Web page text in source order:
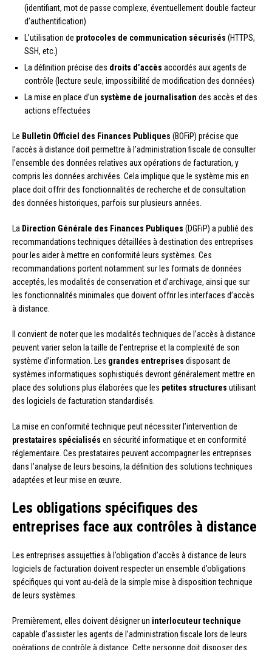
(identifiant, mot de passe complexe, éventuellement double facteur
d’authentification)
L’utilisation de protocoles de communication sécurisés (HTTPS,
SSH, etc.)
La définition précise des droits d’accès accordés aux agents de
contrôle (lecture seule, impossibilité de modification des données)
La mise en place d’un système de journalisation des accès et des
actions effectuées
Le Bulletin Officiel des Finances Publiques (BOFiP) précise que
l’accès à distance doit permettre à l’administration fiscale de consulter
l’ensemble des données relatives aux opérations de facturation, y
compris les données archivées. Cela implique que le système mis en
place doit offrir des fonctionnalités de recherche et de consultation
des données historiques, parfois sur plusieurs années.
La Direction Générale des Finances Publiques (DGFiP) a publié des
recommandations techniques détaillées à destination des entreprises
pour les aider à mettre en conformité leurs systèmes. Ces
recommandations portent notamment sur les formats de données
acceptés, les modalités de conservation et d’archivage, ainsi que sur
les fonctionnalités minimales que doivent offrir les interfaces d’accès
à distance.
Il convient de noter que les modalités techniques de l’accès à distance
peuvent varier selon la taille de l’entreprise et la complexité de son
système d’information. Les grandes entreprises disposant de
systèmes informatiques sophistiqués devront généralement mettre en
place des solutions plus élaborées que les petites structures utilisant
des logiciels de facturation standardisés.
La mise en conformité technique peut nécessiter l’intervention de
prestataires spécialisés en sécurité informatique et en conformité
réglementaire. Ces prestataires peuvent accompagner les entreprises
dans l’analyse de leurs besoins, la définition des solutions techniques
adaptées et leur mise en œuvre.
Les obligations spécifiques des
entreprises face aux contrôles à distance
Les entreprises assujetties à l’obligation d’accès à distance de leurs
logiciels de facturation doivent respecter un ensemble d’obligations
spécifiques qui vont au-delà de la simple mise à disposition technique
de leurs systèmes.
Premièrement, elles doivent désigner un interlocuteur technique
capable d’assister les agents de l’administration fiscale lors de leurs
opérations de contrôle à distance. Cette personne doit disposer des